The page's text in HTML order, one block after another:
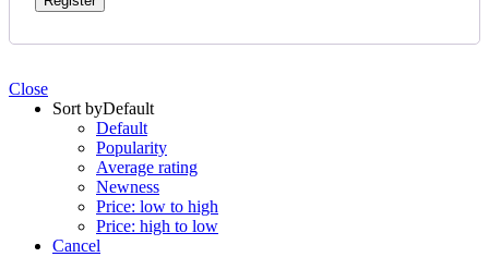
Close
Sort byDefault
Default
Popularity
Average rating
Newness
Price: low to high
Price: high to low
Cancel